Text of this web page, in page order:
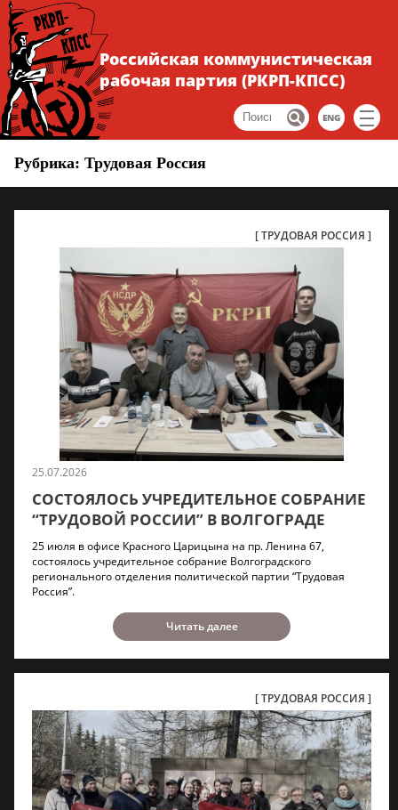
Российская коммунистическая
рабочая партия (РКРП-КПСС)
ENG
Рубрика: Трудовая Россия
ТРУДОВАЯ РОССИЯ
25.07.2026
СОСТОЯЛОСЬ УЧРЕДИТЕЛЬНОЕ СОБРАНИЕ
“ТРУДОВОЙ РОССИИ” В ВОЛГОГРАДЕ
25 июля в офисе Красного Царицына на пр. Ленина 67,
состоялось учредительное собрание Волгоградского
регионального отделения политической партии “Трудовая
Россия”.
Читать далее
ТРУДОВАЯ РОССИЯ